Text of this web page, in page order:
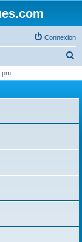
Connexion
h
pm